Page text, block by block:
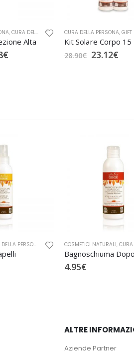
BOX,OFFICINA NATURAE ,SOLARI
,CURA DELLA PERSONA BIO , GIFT BOX,OFFICINA
Alta
€
CURA DELLA PERSONA, GIFT
Kit Solare Corpo 15
28.90€ 23.12€
NATURAE,SOLARI
PERSONA CURA DELLA PERSONA BIO,
COSMETICI NATURALI, CURA
Bagnoschiuma
4.95€
ALTRE
Aziende Partner